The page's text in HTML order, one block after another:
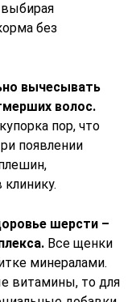
без
вычесывать
волос.
пор, что
появлении
шерсти –
Все щенки
минералами.
витамины, то для